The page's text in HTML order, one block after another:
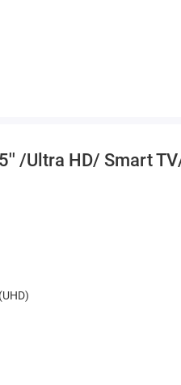
/Ultra HD/ Smart TV/